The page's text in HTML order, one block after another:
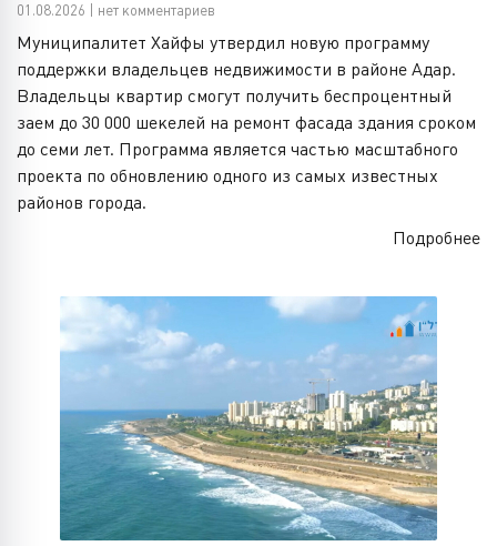
01.08.2026 | нет комментариев
Муниципалитет Хайфы утвердил новую программу
поддержки владельцев недвижимости в районе Адар.
Владельцы квартир смогут получить беспроцентный
заем до 30 000 шекелей на ремонт фасада здания сроком
до семи лет. Программа является частью масштабного
проекта по обновлению одного из самых известных
районов города.
Подробнее